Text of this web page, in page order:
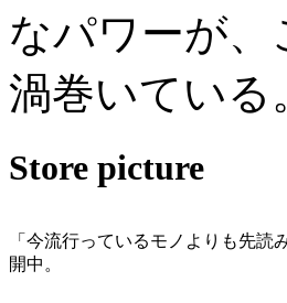
なパワーが、
渦巻いている
Store picture
「今流行っているモノよりも先
開中。